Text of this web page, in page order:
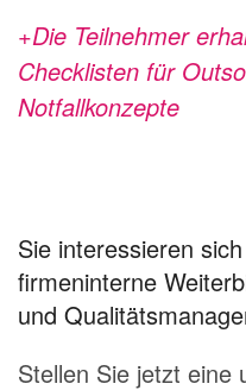
+Die Teilnehmer
Checklisten für
Notfallkonzepte
Sie interessieren
firmeninterne
und
Stellen Sie jetzt eine